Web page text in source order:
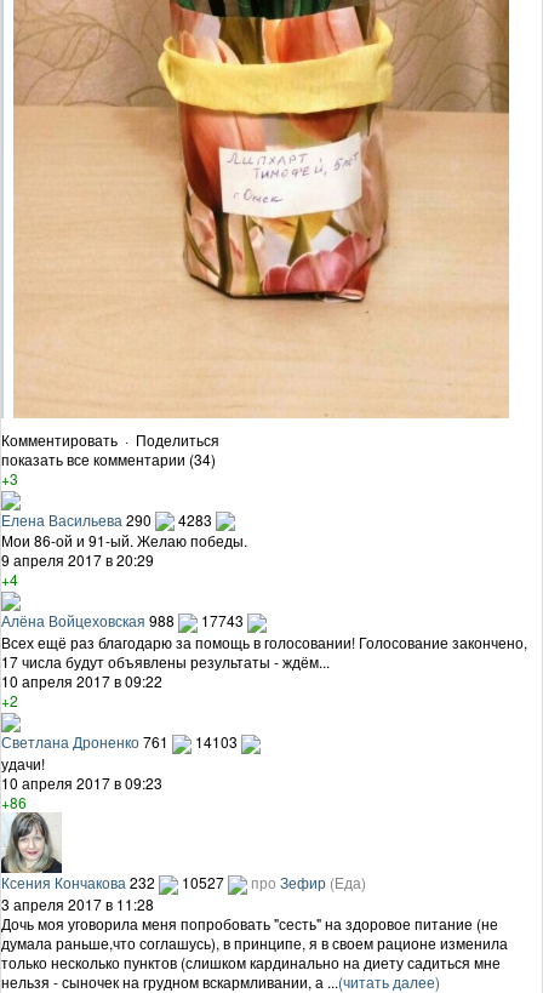
Комментировать · Поделиться
показать все комментарии (34)
+3
Елена Васильева 290
4283
Мои 86-ой и 91-ый. Желаю победы.
9 апреля 2017 в 20:29
+4
Алёна Войцеховская 988
17743
Всех ещё раз благодарю за помощь в голосовании! Голосование закончено,
17 числа будут объявлены результаты - ждём...
10 апреля 2017 в 09:22
+2
Светлана Дроненко761
14103
удачи!
10 апреля 2017 в 09:23
+86
Ксения Кончакова 232 10527 про Зефир (Еда)
3 апреля 2017 в 11:28
Дочь моя уговорила меня попробовать "сесть" на здоровое питание (не
думала раньше,что соглашусь), в принципе, я в своем рационе изменила
только несколько пунктов (слишком кардинально на диету садиться мне
нельзя - сыночек на грудном вскармливании, а ...(читать далее)